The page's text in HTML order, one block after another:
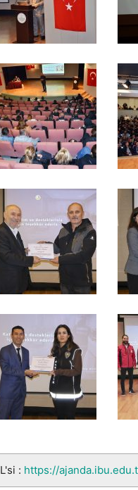
: https://